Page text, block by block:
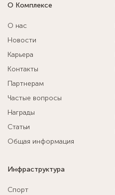
О Комплексе
О нас
Новости
Карьера
Контакты
Партнерам
Частые вопросы
Награды
Статьи
Общая информация
Инфраструктура
Спорт